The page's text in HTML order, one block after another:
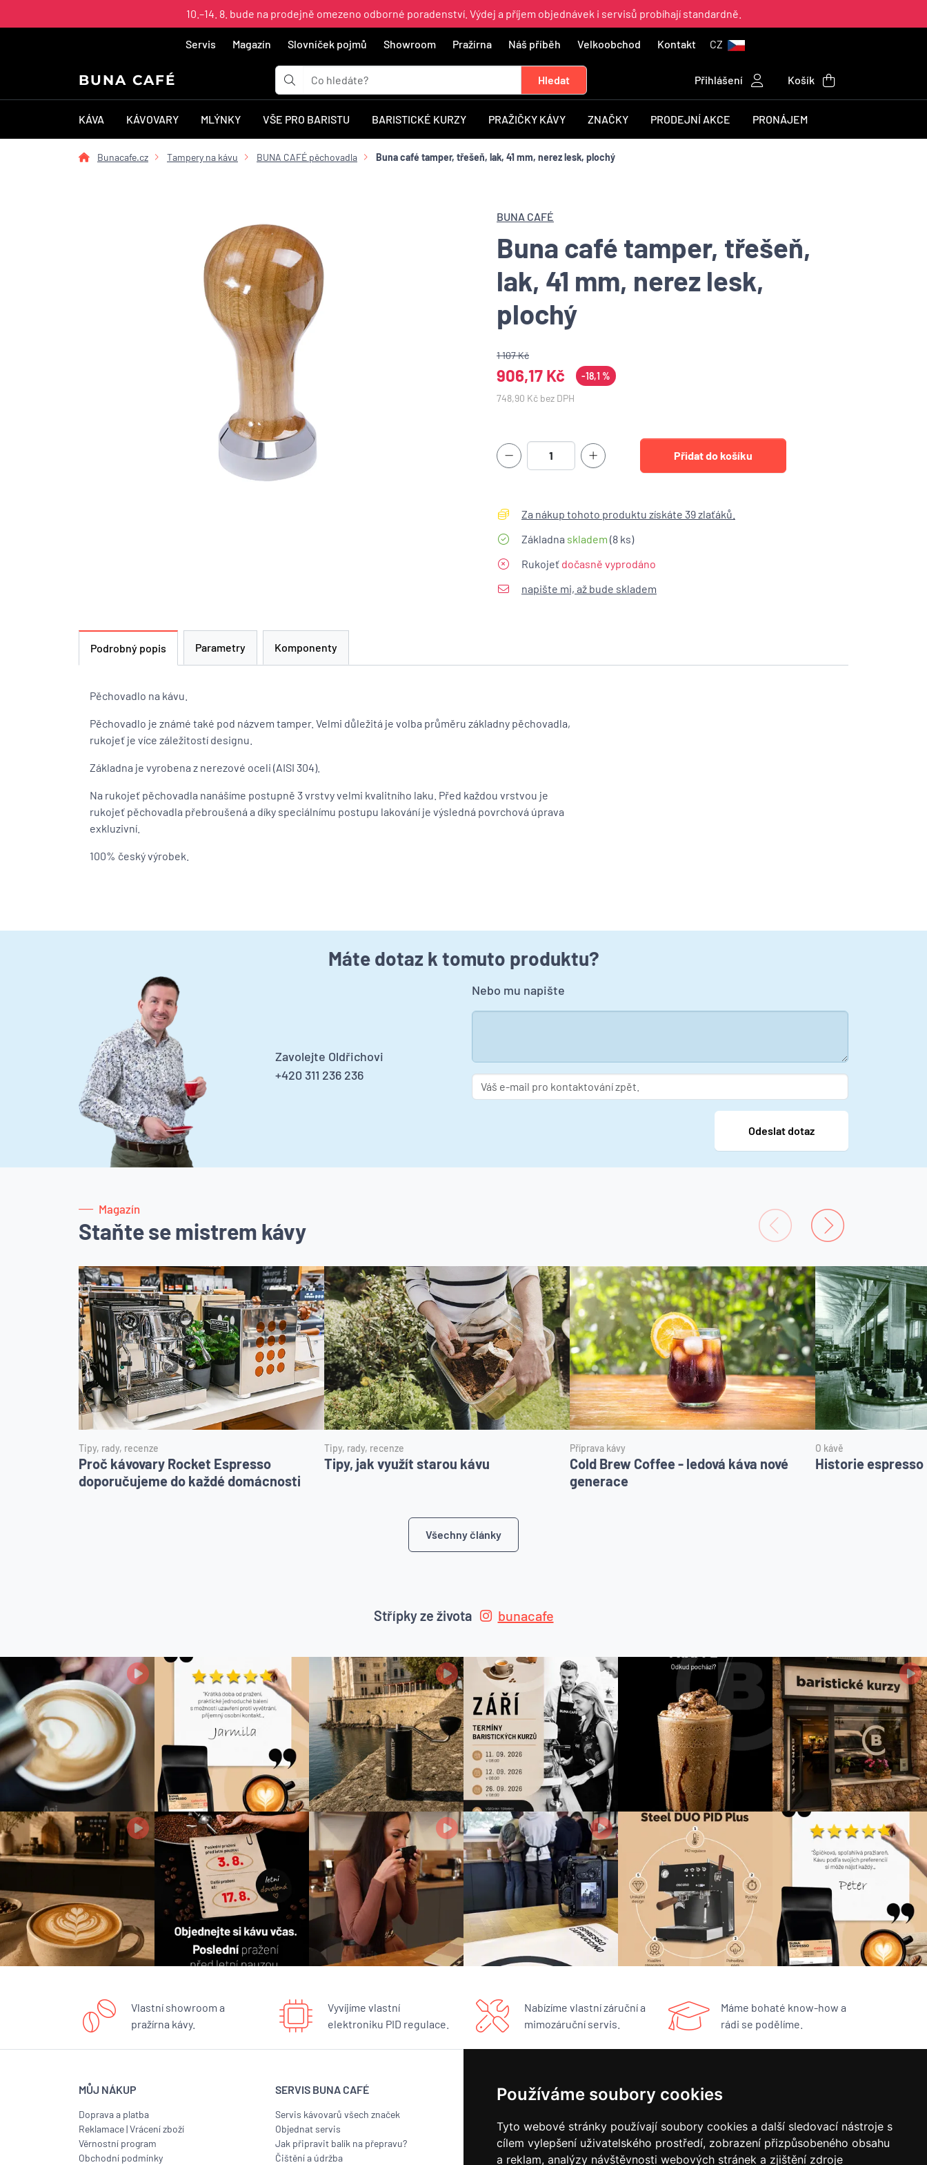
Používáme soubory cookies
Tyto webové stránky používají soubory cookies a další sledovací nástroje s
cílem vylepšení uživatelského prostředí, zobrazení přizpůsobeného obsahu
a reklam, analýzy návštěvnosti webových stránek a zjištění zdroje
10.–14. 8. bude na prodejně omezeno odborné poradenství. Výdej a příjem objednávek i servisů probíhají standardně.
Servis Magazín Slovníček pojmů Showroom Pražírna Náš příběh Velkoobchod Kontakt CZ
BUNA CAFÉ Přihlášení Košík
KÁVA KÁVOVARY MLÝNKY VŠE PRO BARISTU BARISTICKÉ KURZY PRAŽIČKY KÁVY ZNAČKY PRODEJNÍ AKCE PRONÁJEM
Bunacafe.cz Tampery na kávu BUNA CAFÉ pěchovadla Buna café tamper, třešeň, lak, 41 mm, nerez lesk, plochý
BUNA CAFÉ
Buna café tamper, třešeň,
lak, 41 mm, nerez lesk,
plochý
1 107 Kč
906,17 Kč
-18,1 %
748,90 Kč bez DPH
Za nákup tohoto produktu získáte 39 zlaťáků.
Základna skladem (8 ks)
Rukojeť dočasně vyprodáno
napište mi, až bude skladem
Podrobný popis Parametry Komponenty
Pěchovadlo na kávu.
Pěchovadlo je známé také pod názvem tamper. Velmi důležitá je volba průměru základny pěchovadla,
rukojeť je více záležitostí designu.
Základna je vyrobena z nerezové oceli (AISI 304).
Na rukojeť pěchovadla nanášíme postupně 3 vrstvy velmi kvalitního laku. Před každou vrstvou je
rukojeť pěchovadla přebroušená a díky speciálnímu postupu lakování je výsledná povrchová úprava
exkluzivní.
100% český výrobek.
Máte dotaz k tomuto produktu?
Zavolejte Oldřichovi
+420 311 236 236
Nebo mu napište
Magazín
Staňte se mistrem kávy
Tipy, rady, recenze
Proč kávovary Rocket Espresso
doporučujeme do každé domácnosti
Tipy, rady, recenze
Tipy, jak využít starou kávu
Příprava kávy
Cold Brew Coffee - ledová káva nové
generace
O kávě
Historie espresso
Všechny články
Střípky ze života bunacafe
Vlastní showroom a
pražírna kávy.
Vyvíjíme vlastní
elektroniku PID regulace.
Nabízíme vlastní záruční a
mimozáruční servis.
Máme bohaté know-how a
rádi se podělíme.
MŮJ NÁKUP
Doprava a platba
Reklamace|Vrácení zboží
Věrnostní program
Obchodní podmínky
SERVIS BUNA CAFÉ
Servis kávovarů všech značek
Objednat servis
Jak připravit balík na přepravu?
Čištění a údržba
BUNA CAFÉ
Pražírna
Náš příběh
Kontakt
RYCHLÝ KONTAKT
Havlíčkovo náměstí 15/31
252 19 Rudná u Prahy
obchod@bunacafe.cz